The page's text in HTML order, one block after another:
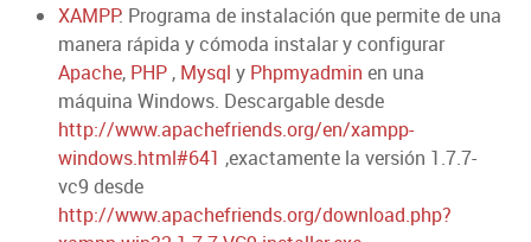
XAMPP: Programa de instalación que permite de una
manera rápida y cómoda instalar y configurar
Apache, PHP , Mysql y Phpmyadmin en una
máquina Windows. Descargable desde
http://www.apachefriends.org/en/xampp-
windows.html#641 ,exactamente la versión 1.7.7-
vc9 desde
http://www.apachefriends.org/download.php?